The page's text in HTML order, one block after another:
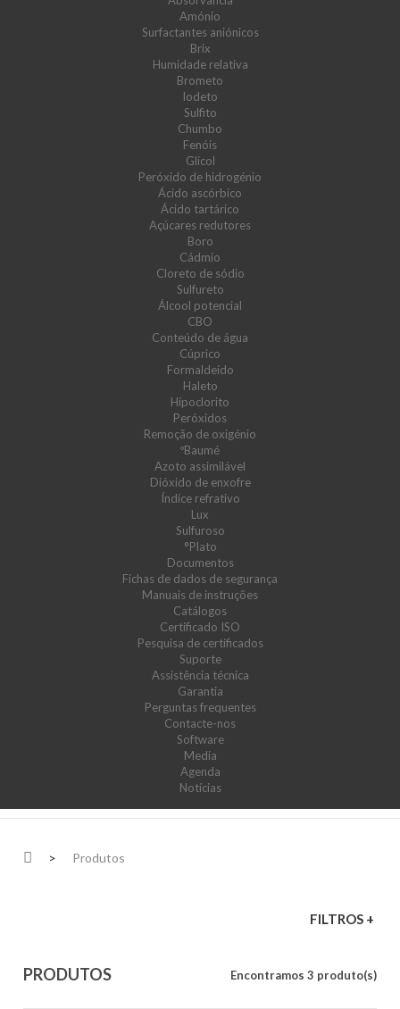
Amónio
Surfactantes aniónicos
Brix
Humidade relativa
Brometo
Iodeto
Sulfito
Chumbo
Fenóis
Glicol
Peróxido de hidrogénio
Ácido ascórbico
Ácido tartárico
Açúcares redutores
Boro
Cádmio
Cloreto de sódio
Sulfureto
Álcool potencial
CBO
Conteúdo de água
Cúprico
Formaldeído
Haleto
Hipoclorito
Peróxidos
Remoção de oxigénio
ºBaumé
Azoto assimilável
Dióxido de enxofre
Índice refrativo
Lux
Sulfuroso
°Plato
Documentos
Fichas de dados de segurança
Manuais de instruções
Catálogos
Certificado ISO
Pesquisa de certificados
Suporte
Assistência técnica
Garantia
Perguntas frequentes
Contacte-nos
Software
Media
Agenda
Notícias
> Produtos
FILTROS +
PRODUTOS Encontramos 3 produto(s)